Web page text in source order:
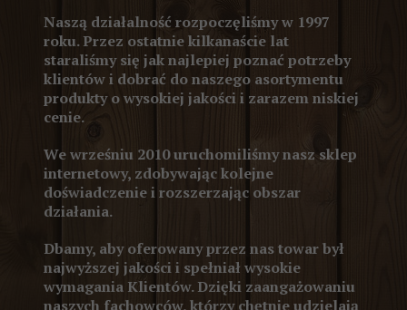
Naszą działalność rozpoczęliśmy w 1997
roku. Przez ostatnie kilkanaście lat
staraliśmy się jak najlepiej poznać potrzeby
klientów i dobrać do naszego asortymentu
produkty o wysokiej jakości i zarazem niskiej
cenie.
We wrześniu 2010 uruchomiliśmy nasz sklep
internetowy, zdobywając kolejne
doświadczenie i rozszerzając obszar
działania.
Dbamy, aby oferowany przez nas towar był
najwyższej jakości i spełniał wysokie
wymagania Klientów. Dzięki zaangażowaniu
naszych fachowców, którzy chętnie udzielają